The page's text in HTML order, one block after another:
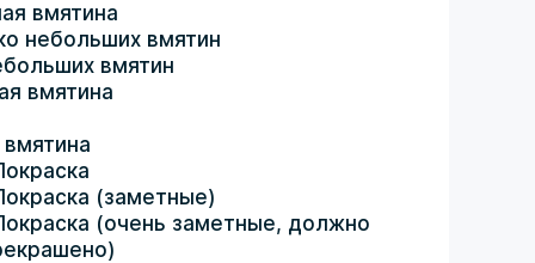
вмятина
небольших вмятин
вмятин
вмятина
(заметные)
(очень заметные, должно